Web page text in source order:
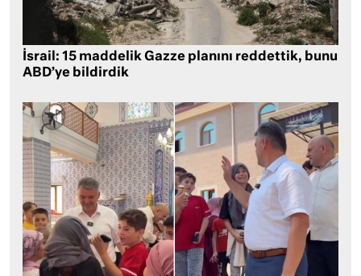
İsrail: 15 maddelik Gazze planını reddettik, bunu
ABD’ye bildirdik